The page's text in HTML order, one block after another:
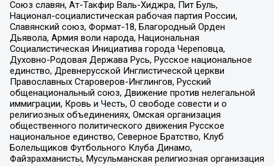
Союз славян, Ат-Такфир Валь-Хиджра, Пит Буль,
Национал-социалистическая рабочая партия России,
Славянский союз, Формат-18, Благородный Орден
Дьявола, Армия воли народа, Национальная
Социалистическая Инициатива города Череповца,
Духовно-Родовая Держава Русь, Русское национальное
единство, Древнерусской Инглистической церкви
Православных Староверов-Инглингов, Русский
общенациональный союз, Движение против нелегальной
иммиграции, Кровь и Честь, О свободе совести и о
религиозных объединениях, Омская организация
общественного политического движения Русское
национальное единство, Северное Братство, Клуб
Болельщиков Футбольного Клуба Динамо,
Файзрахманисты, Мусульманская религиозная организация